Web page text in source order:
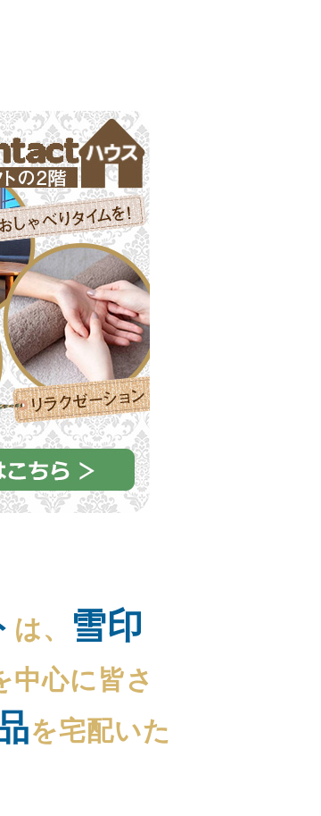
は、
雪印
中心に皆さ
を宅配いた